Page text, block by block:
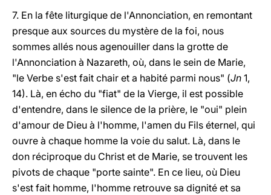
7. En la fête liturgique de l'Annonciation, en remontant
presque aux sources du mystère de la foi, nous
sommes allés nous agenouiller dans la grotte de
l'Annonciation à Nazareth, où, dans le sein de Marie,
"le Verbe s'est fait chair et a habité parmi nous" (Jn 1,
14). Là, en écho du "fiat" de la Vierge, il est possible
d'entendre, dans le silence de la prière, le "oui" plein
d'amour de Dieu à l'homme, l'amen du Fils éternel, qui
ouvre à chaque homme la voie du salut. Là, dans le
don réciproque du Christ et de Marie, se trouvent les
pivots de chaque "porte sainte". En ce lieu, où Dieu
s'est fait homme, l'homme retrouve sa dignité et sa